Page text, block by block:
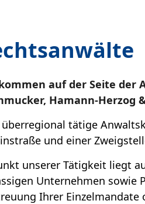
auf der Seite der
Hamann-Herzog
tätige
und einer
unserer Tätigkeit liegt
Unternehmen sowie
Ihrer